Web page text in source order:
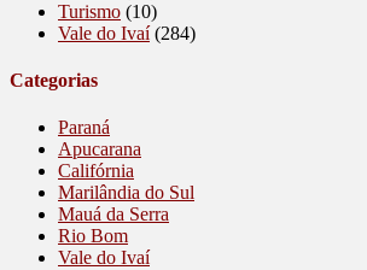
Turismo (10)
Vale do Ivaí(284)
Categorias
Paraná
Apucarana
Califórnia
Marilândia do Sul
Mauá da Serra
Rio Bom
Vale do Ivaí